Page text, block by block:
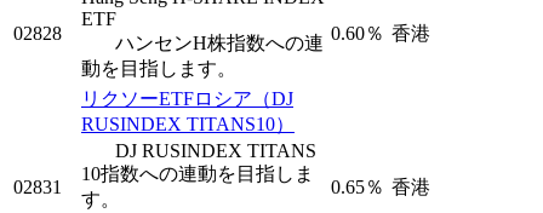
02828
ETF
ハンセンH株指数への連
動を目指します。
0.60％ 香港
02831
リクソーETFロシア（DJ
RUSINDEX TITANS10）
DJ RUSINDEX TITANS
10指数への連動を目指しま
す。
0.65％ 香港